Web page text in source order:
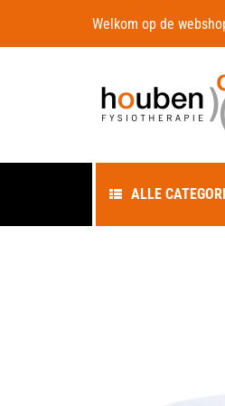
Welkom op de
ALLE